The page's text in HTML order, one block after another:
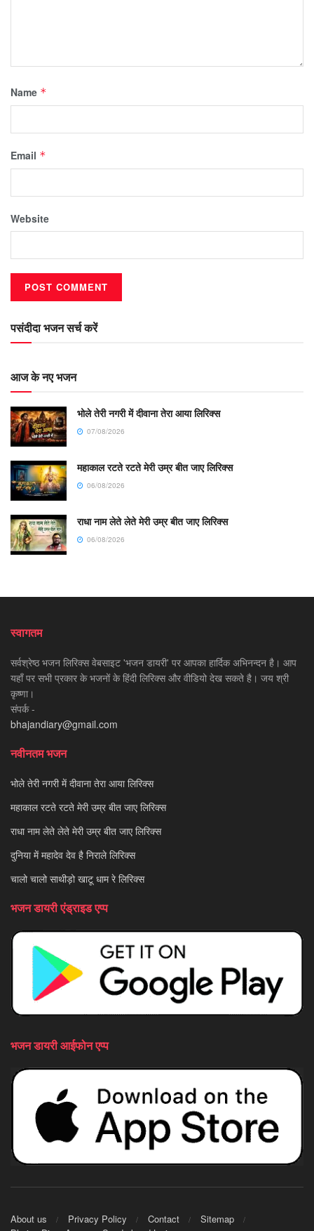
Name *
Email *
Website
पसंदीदा भजन सर्च करें
आज के नए भजन
भोले तेरी नगरी में दीवाना तेरा आया लिरिक्स
07/08/2026
महाकाल रटते रटते मेरी उम्र बीत जाए लिरिक्स
06/08/2026
राधा नाम लेते लेते मेरी उम्र बीत जाए लिरिक्स
06/08/2026
स्वागतम
सर्वश्रेष्ठ भजन लिरिक्स वेबसाइट 'भजन डायरी' पर आपका हार्दिक अभिनन्दन है। आप
यहाँ पर सभी प्रकार के भजनों के हिंदी लिरिक्स और वीडियो देख सकते है। जय श्री
कृष्णा।
संपर्क -
bhajandiary@gmail.com
नवीनतम भजन
भोले तेरी नगरी में दीवाना तेरा आया लिरिक्स
महाकाल रटते रटते मेरी उम्र बीत जाए लिरिक्स
राधा नाम लेते लेते मेरी उम्र बीत जाए लिरिक्स
दुनिया में महादेव देव है निराले लिरिक्स
चालो चालो साथीड़ो खाटू धाम रे लिरिक्स
भजन डायरी एंड्राइड एप्प
भजन डायरी आईफोन एप्प
About us Privacy Policy Contact
Sitemap